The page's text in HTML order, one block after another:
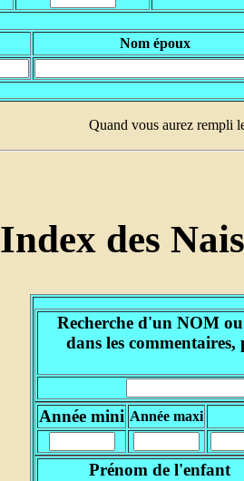
Nom époux
Quand vous aurez rempli
Index des
Recherche d'un NOM
dans les commentaires,
Année mini Année maxi
Prénom de l'enfant